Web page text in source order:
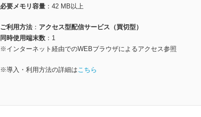
必要メモリ容量
42 MB以上
ご利用方法
アクセス型配信サービス（買切型）
同時使用端末数
1
※インターネット経由でのWEBブラウザによるアクセス参照
※導入・利用方法の詳細はこちら